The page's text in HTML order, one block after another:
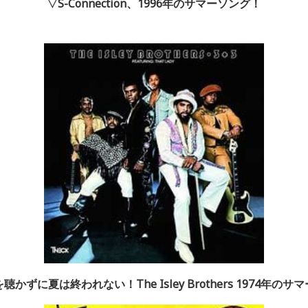
▽S-Connection、1996年のサマーソング！
かずに夏は終われない！The Isley Brothers 1974年のサマ